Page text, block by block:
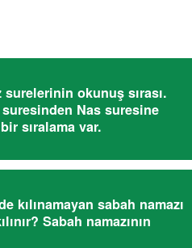
surelerinin okunuş sırası.
Nas suresine
sıralama var.
kılınamayan sabah namazı
Sabah namazının